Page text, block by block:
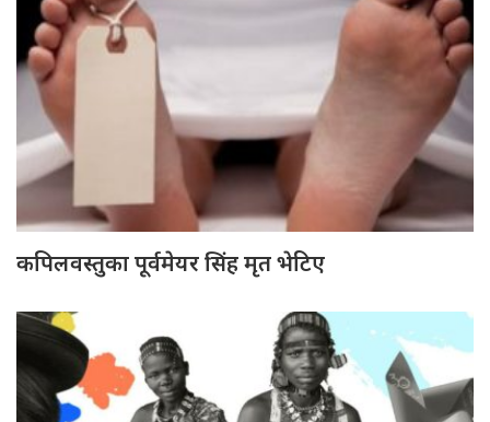
कपिलवस्तुका पूर्वमेयर सिंह मृत भेटिए